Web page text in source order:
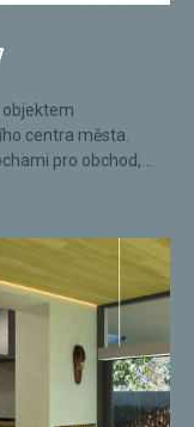
centra města.
pro obchod,...